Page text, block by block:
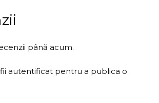
până acum.
autentificat pentru a publica o